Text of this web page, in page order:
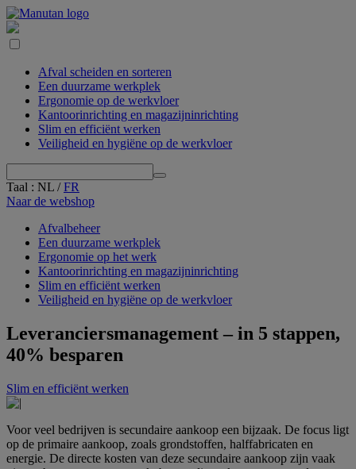
Afval scheiden en sorteren
Een duurzame werkplek
Ergonomie op de werkvloer
Kantoorinrichting en magazijninrichting
Slim en efficiënt werken
Veiligheid en hygiëne op de werkvloer
Taal : NL /FR
Naar de webshop
Afvalbeheer
Een duurzame werkplek
Ergonomie op het werk
Kantoor­­­inrichting en magazijn­­inrichting
Slim en efficiënt werken
Veiligheid en hygiëne op de werkvloer
Leveranciersmanagement – in 5 stappen,
40% besparen
Slim en efficiënt werken
Voor veel bedrijven is secundaire aankoop een bijzaak. De focus ligt
op de primaire aankoop, zoals grondstoffen, halffabricaten en
energie. De directe kosten van deze secundaire aankoop zijn vaak